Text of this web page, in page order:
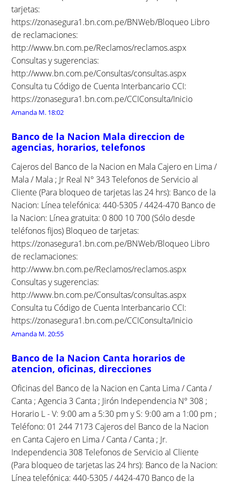
tarjetas:
https://zonasegura1.bn.com.pe/BNWeb/Bloqueo Libro
de reclamaciones:
http://www.bn.com.pe/Reclamos/reclamos.aspx
Consultas y sugerencias:
http://www.bn.com.pe/Consultas/consultas.aspx
Consulta tu Código de Cuenta Interbancario CCI:
https://zonasegura1.bn.com.pe/CCIConsulta/Inicio
Amanda M. 18:02
Banco de la Nacion Mala direccion de
agencias, horarios, telefonos
Cajeros del Banco de la Nacion en Mala Cajero en Lima /
Mala / Mala ; Jr Real N° 343 Telefonos de Servicio al
Cliente (Para bloqueo de tarjetas las 24 hrs): Banco de la
Nacion: Línea telefónica: 440-5305 / 4424-470 Banco de
la Nacion: Línea gratuita: 0 800 10 700 (Sólo desde
teléfonos fijos) Bloqueo de tarjetas:
https://zonasegura1.bn.com.pe/BNWeb/Bloqueo Libro
de reclamaciones:
http://www.bn.com.pe/Reclamos/reclamos.aspx
Consultas y sugerencias:
http://www.bn.com.pe/Consultas/consultas.aspx
Consulta tu Código de Cuenta Interbancario CCI:
https://zonasegura1.bn.com.pe/CCIConsulta/Inicio
Amanda M. 20:55
Banco de la Nacion Canta horarios de
atencion, oficinas, direcciones
Oficinas del Banco de la Nacion en Canta Lima / Canta /
Canta ; Agencia 3 Canta ; Jirón Independencia Nº 308 ;
Horario L - V: 9:00 am a 5:30 pm y S: 9:00 am a 1:00 pm ;
Teléfono: 01 244 7173 Cajeros del Banco de la Nacion
en Canta Cajero en Lima / Canta / Canta ; Jr.
Independencia 308 Telefonos de Servicio al Cliente
(Para bloqueo de tarjetas las 24 hrs): Banco de la Nacion:
Línea telefónica: 440-5305 / 4424-470 Banco de la